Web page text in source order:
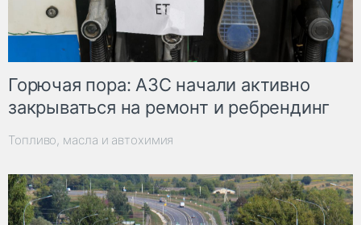
Горючая пора: АЗС начали активно
закрываться на ремонт и ребрендинг
Топливо, масла и автохимия